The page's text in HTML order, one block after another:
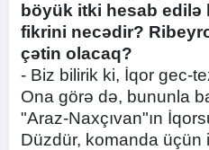
böyük itki hesab edilə
fikrini necədir?
çətin olacaq?
- Biz bilirik ki, İqor gec-
Ona görə də, bununla
"Araz-Naxçıvan"ın
Düzdür, komanda üçün